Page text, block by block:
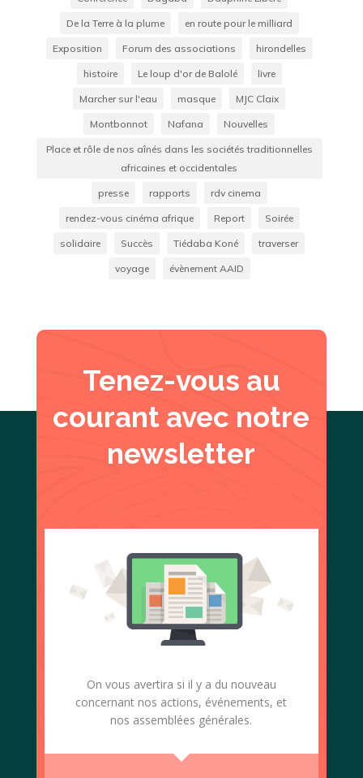
De la Terre à la plume en route pour le milliard
Exposition Forum des associations hirondelles
histoire Le loup d'or de Balolé livre
Marcher sur l'eau masque MJC Claix
Montbonnot Nafana Nouvelles
Place et rôle de nos aînés dans les sociétés traditionnelles
africaines et occidentales
presse rapports rdv cinema
rendez-vous cinéma afrique Report Soirée
solidaire Succès Tiédaba Koné traverser
voyage évènement AAID
Tenez-vous au
courant avec notre
newsletter
On vous avertira si il y a du nouveau
concernant nos actions, événements, et
nos assemblées générales.